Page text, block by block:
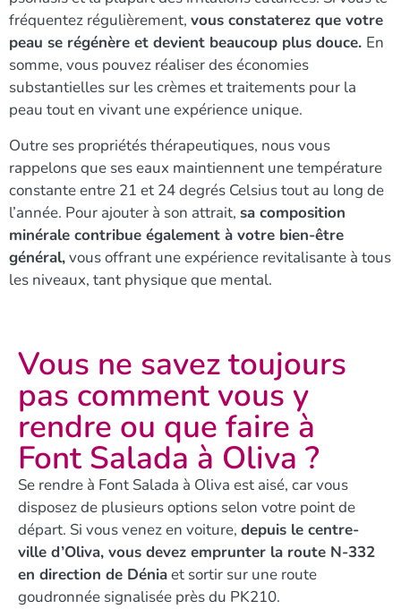
fréquentez régulièrement, vous constaterez que votre
peau se régénère et devient beaucoup plus douce. En
somme, vous pouvez réaliser des économies
substantielles sur les crèmes et traitements pour la
peau tout en vivant une expérience unique.
Outre ses propriétés thérapeutiques, nous vous
rappelons que ses eaux maintiennent une température
constante entre 21 et 24 degrés Celsius tout au long de
l’année. Pour ajouter à son attrait, sa composition
minérale contribue également à votre bien-être
général,vous offrant une expérience revitalisante à tous
les niveaux, tant physique que mental.
Vous ne savez toujours
pas comment vous y
rendre ou que faire à
Font Salada à Oliva ?
Se rendre à Font Salada à Oliva est aisé, car vous
disposez de plusieurs options selon votre point de
départ. Si vous venez en voiture, depuis le centre-
ville d’Oliva, vous devez emprunter la route N-332
en direction de Déniaet sortir sur une route
goudronnée signalisée près du PK210.